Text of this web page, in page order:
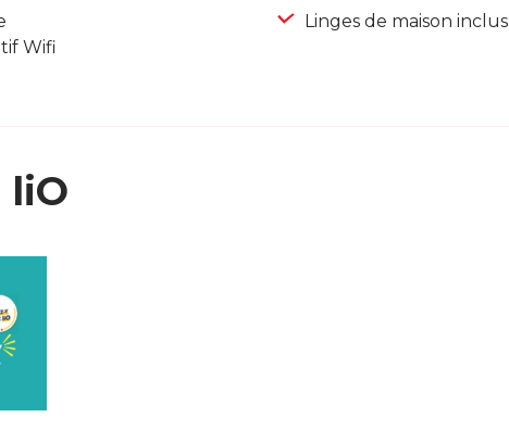
Wifi
Linges de maison inclus
liO